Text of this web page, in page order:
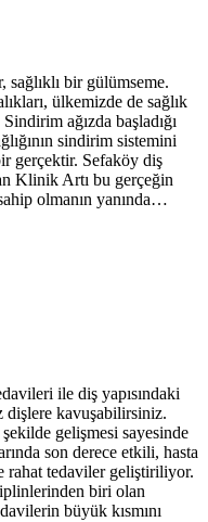
sağlıklı bir gülümseme.
ülkemizde de sağlık
ağızda başladığı
sindirim sistemini
gerçektir. Sefaköy diş
Klinik Artı bu gerçeğin
olmanın yanında…
ile diş yapısındaki
dişlere kavuşabilirsiniz.
gelişmesi sayesinde
son derece etkili, hasta
rahat tedaviler geliştiriliyor.
biri olan
büyük kısmını